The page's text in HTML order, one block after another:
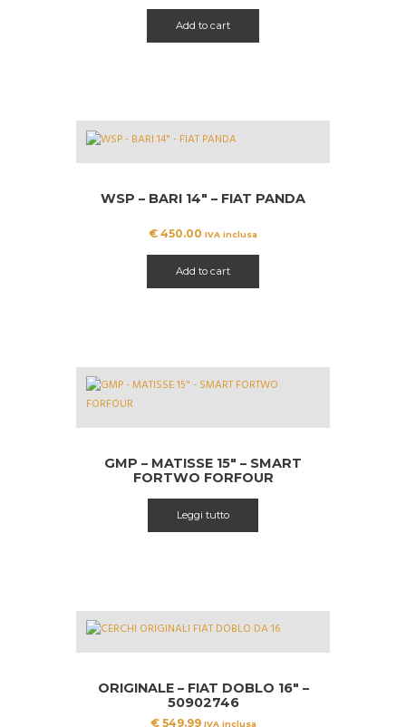
Add to cart
WSP – BARI 14″ – FIAT PANDA
€ 450.00 IVA inclusa
Add to cart
GMP – MATISSE 15″ – SMART
FORTWO FORFOUR
Leggi tutto
ORIGINALE – FIAT DOBLO 16″ –
50902746
€549.99 IVA inclusa